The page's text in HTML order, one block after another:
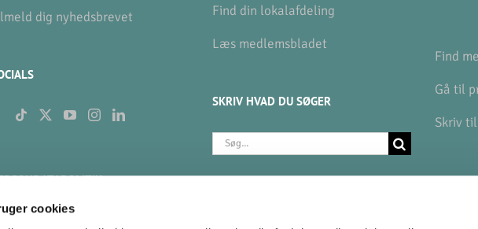
cookies
dig nyhedsbrevet
gør vi med dine data?
Find din lokalafdeling
Læs medlemsbladet
SKRIV HVAD DU SØGER
Søg
Find
Gå til
Skriv